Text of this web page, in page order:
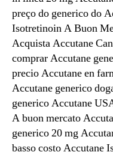
preço do generico do
Isotretinoin A Buon
Acquista Accutane
comprar Accutane
precio Accutane en
Accutane generico
generico Accutane
A buon mercato
generico 20 mg
basso costo Accutane